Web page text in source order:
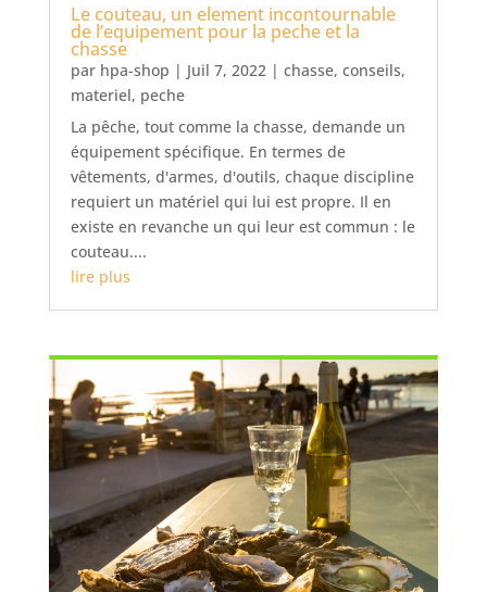
Le couteau, un element incontournable
de l’equipement pour la peche et la
chasse
par hpa-shop | Juil 7, 2022| chasse, conseils,
materiel, peche
La pêche, tout comme la chasse, demande un
équipement spécifique. En termes de
vêtements, d'armes, d'outils, chaque discipline
requiert un matériel qui lui est propre. Il en
existe en revanche un qui leur est commun : le
couteau....
lire plus